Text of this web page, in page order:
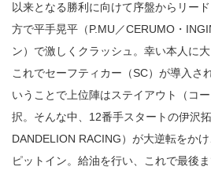
以来となる勝利に向けて序盤からリー
方で平手晃平（P.MU／CERUMO・
ン）で激しくクラッシュ。幸い本人に
これでセーフティカー（SC）が導入さ
いうことで上位陣はステイアウト（コ
択。そんな中、12番手スタートの伊沢
DANDELION RACING）が大逆転をか
ピットイン。給油を行い、これで最後